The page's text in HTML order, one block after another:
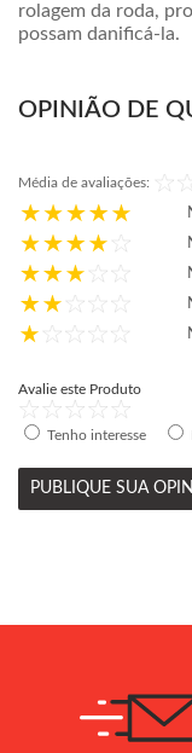
rolagem da roda,
possam danificá-la.
OPINIÃO DE
Média de avaliações:
Avalie este Produto
Tenho interesse
PUBLIQUE SUA